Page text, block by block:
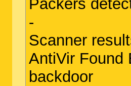
Packers
-
Scanner
AntiVir Found
backdoor